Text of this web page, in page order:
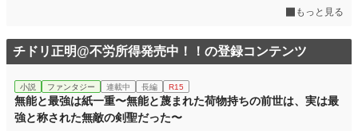
もっと見る
チドリ正明@不労所得発売中！！の登録コンテンツ
小説 ファンタジー 連載中 長編 R15
無能と最強は紙一重〜無能と蔑まれた荷物持ちの前世は、実は最
強と称された無敵の剣聖だった〜